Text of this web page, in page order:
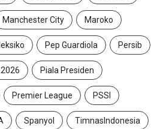
Manchester City Maroko
Pep Guardiola Persib
Piala Presiden
Premier League PSSI
Spanyol TimnasIndonesia